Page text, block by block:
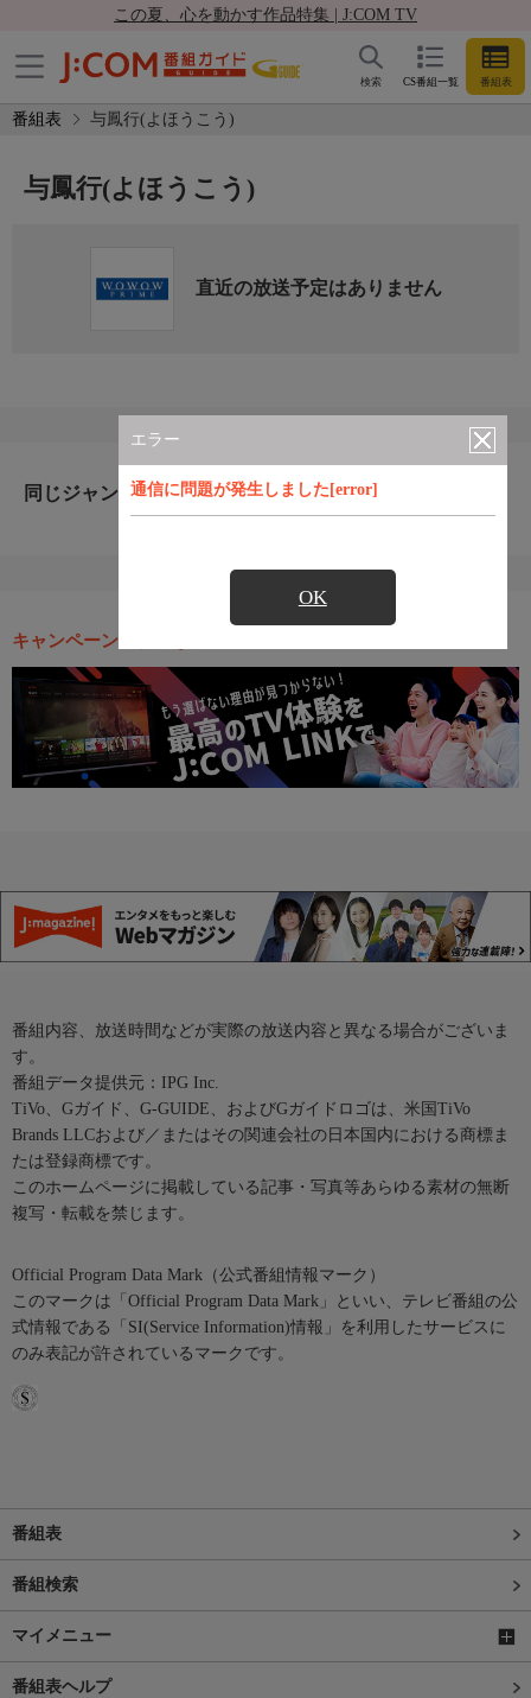
この夏、心を動かす作品特集 | J:COM TV
CS番組一覧 番組表
検索
番組表 与鳳行(よほうこう)
エラー
通信に問題が発生しました[error]
OK
与鳳行(よほうこう)
直近の放送予定はありません
同じジャンルのおすすめ番組
キャンペーン・お得な情報
番組内容、放送時間などが実際の放送内容と異なる場合がございま
す。
番組データ提供元：IPG Inc.
TiVo、Gガイド、G-GUIDE、およびGガイドロゴは、米国TiVo
Brands LLCおよび／またはその関連会社の日本国内における商標ま
たは登録商標です。
このホームページに掲載している記事・写真等あらゆる素材の無断
複写・転載を禁じます。
Official Program Data Mark（公式番組情報マーク）
このマークは「Official Program Data Mark」といい、テレビ番組の公
式情報である「SI(Service Information)情報」を利用したサービスに
のみ表記が許されているマークです。
番組表
番組検索
マイメニュー
番組表ヘルプ